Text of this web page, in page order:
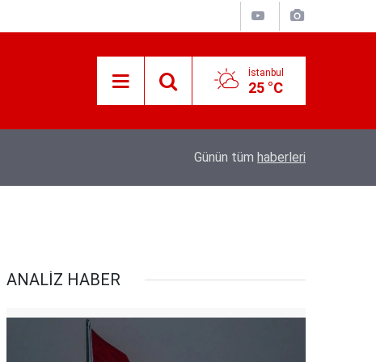
İstanbul
25 °C
Bosna-Hersek'ten hareket eden "Filistin
Günün tüm haberleri
ANALİZ HABER